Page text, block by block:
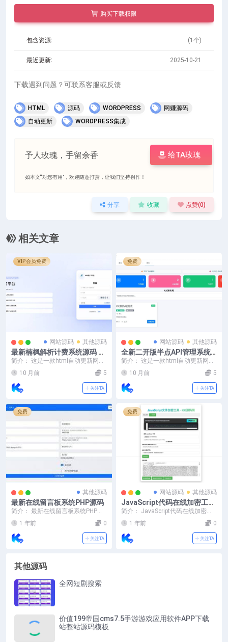
购买下载权限
包含资源: (1个)
最近更新: 2025-10-21
下载遇到问题？可联系客服或反馈
HTML 源码 WORDPRESS
网赚源码
自动更新
WORDPRESS集成
予人玫瑰，手留余香 给TA玫瑰
如本文“对您有用”，欢迎随意打赏，让我们坚持创作！
分享 收藏 点赞(0)
相关文章
VIP会员免费
网站源码 其他源码
最新楠枫解析计费系统源码 Ja
va+Vue版本
简介： 这是一款html自动更新网赚
单页源码，是通过WordPress RES
T... 10 月前 5
关注TA
免费
网站源码 其他源码
全新二开版半点API管理系统
源码
简介： 这是一款html自动更新网赚
单页源码，是通过WordPress RES
T... 10 月前 5
关注TA
免费
其他源码
最新在线留言板系统PHP源码
简介： 最新在线留言板系统PHP源
码 一款基于PHP 7.0+开发的开源在
线留言...
1 年前 0
关注TA
免费
网站源码 其他源码
JavaScript代码在线加密工具
源码
简介： JavaScript代码在线加密工
具源码 -支持代码部分和文件上传 -
仅...1 年前 0
关注TA
其他源码
全网短剧搜索
价值199帝国cms7.5手游游戏应用软件APP下载
站整站源码模板